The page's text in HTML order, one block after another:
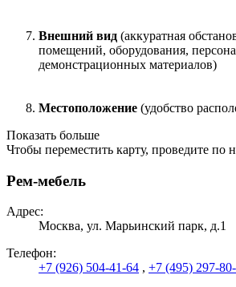
Внешний вид (аккуратная
помещений, оборудования,
демонстрационных материалов)
Местоположение (удобство
Показать больше
Чтобы переместить карту, проведите по
Рем-мебель
Адрес:
Москва, ул. Марьинский парк, д.1
Телефон:
+7 (926) 504-41-64 , +7 (495) 297-